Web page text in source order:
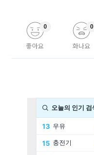
좋아요
0
화나요
0